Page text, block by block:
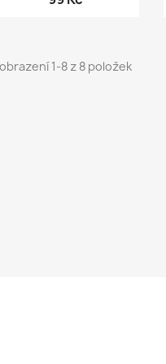
1-8 z 8 položek